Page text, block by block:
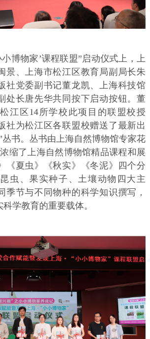
小博物家’课程联盟”启动仪式上，上
景、上海市松江区教育局副局长朱
社党委副书记董龙凯、上海科技馆
处长唐先华共同按下启动按钮。董
江区14所学校此项目的联盟校授
社为松江区各联盟校赠送了最新出
丛书。丛书由上海自然博物馆专家花
缩了上海自然博物馆精品课程和展
《夏虫》《秋实》《冬泥》四个分
虫、果实种子、土壤动物四大主
季节与不同物种的科学知识撰写，
学教育的重要载体。